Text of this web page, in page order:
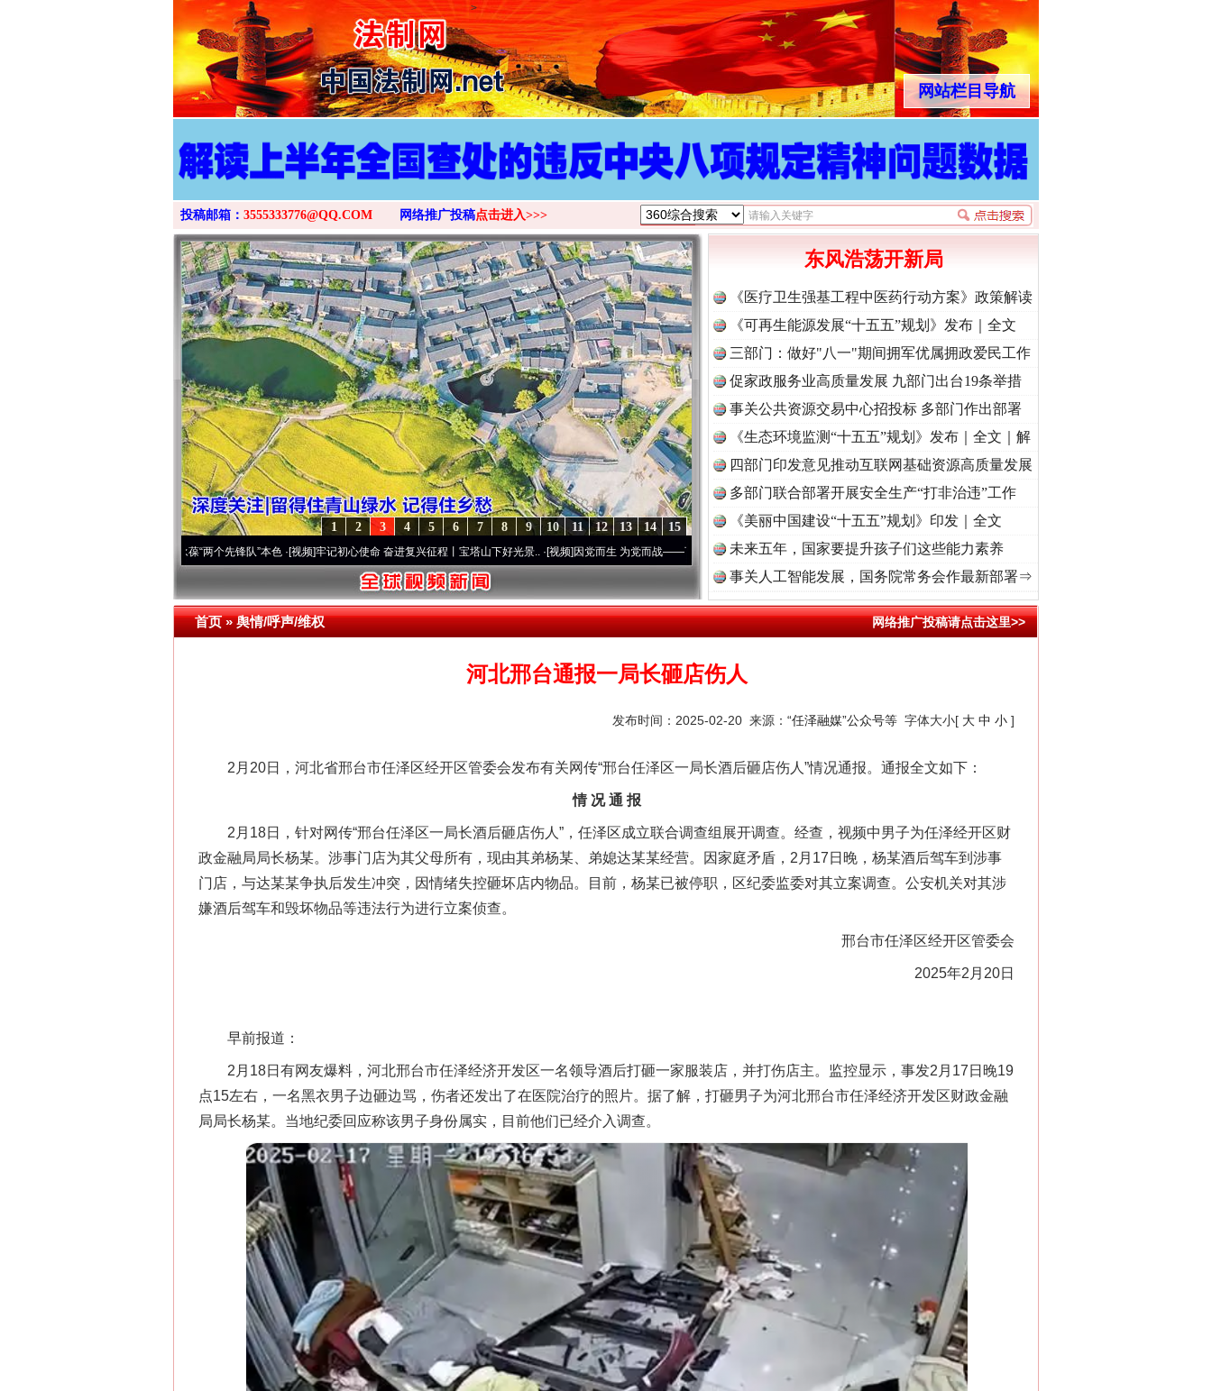
>
网站栏目导航
投稿邮箱： 3555333776@QQ.COM 网络推广投稿点击进入>>>
15
14
13
12
11
10
9
8
7
6
5
4
3
2
1
永葆“两个先锋队”本色·[视频]牢记初心使命 奋进复兴征程丨宝塔山下好光景..·[视频]因党而生 为党而战——百年“纪”事⑧加强纪律..·[视频]牢记初心使命 奋进复兴征程丨“转折之城”激荡..·[视频]
东风浩荡开新局
《医疗卫生强基工程中医药行动方案》政策解读
《可再生能源发展“十五五”规划》发布｜全文
三部门：做好"八一"期间拥军优属拥政爱民工作
促家政服务业高质量发展 九部门出台19条举措
事关公共资源交易中心招投标 多部门作出部署
《生态环境监测“十五五”规划》发布｜全文｜解
读
四部门印发意见推动互联网基础资源高质量发展
多部门联合部署开展安全生产“打非治违”工作
《美丽中国建设“十五五”规划》印发｜全文
未来五年，国家要提升孩子们这些能力素养
事关人工智能发展，国务院常务会作最新部署⇒
首页»舆情/呼声/维权 网络推广投稿请点击这里>>
河北邢台通报一局长砸店伤人
发布时间：2025-02-20 来源： “任泽融媒”公众号等 字体大小[ 大 中 小 ]
2月20日，河北省邢台市任泽区经开区管委会发布有关网传“邢台任泽区一局长酒后砸店伤人”情况通报。通报全文如下：
情 况 通 报
2月18日，针对网传“邢台任泽区一局长酒后砸店伤人”，任泽区成立联合调查组展开调查。经查，视频中男子为任泽经开区财
政金融局局长杨某。涉事门店为其父母所有，现由其弟杨某、弟媳达某某经营。因家庭矛盾，2月17日晚，杨某酒后驾车到涉事
门店，与达某某争执后发生冲突，因情绪失控砸坏店内物品。目前，杨某已被停职，区纪委监委对其立案调查。公安机关对其涉
嫌酒后驾车和毁坏物品等违法行为进行立案侦查。
邢台市任泽区经开区管委会
2025年2月20日
早前报道：
2月18日有网友爆料，河北邢台市任泽经济开发区一名领导酒后打砸一家服装店，并打伤店主。监控显示，事发2月17日晚19
点15左右，一名黑衣男子边砸边骂，伤者还发出了在医院治疗的照片。据了解，打砸男子为河北邢台市任泽经济开发区财政金融
局局长杨某。当地纪委回应称该男子身份属实，目前他们已经介入调查。